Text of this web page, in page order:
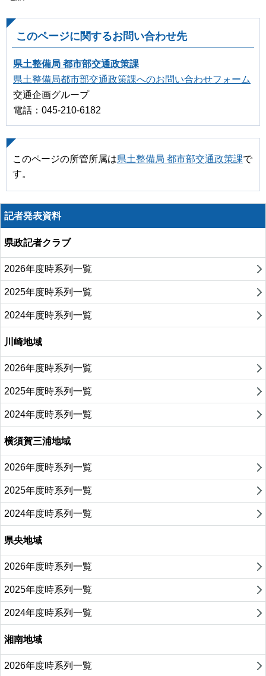
このページに関するお問い合わせ先
県土整備局 都市部交通政策課
県土整備局都市部交通政策課へのお問い合わせフォーム
交通企画グループ
電話：045-210-6182
このページの所管所属は県土整備局 都市部交通政策課で
す。
記者発表資料
県政記者クラブ
2026年度時系列一覧
2025年度時系列一覧
2024年度時系列一覧
川崎地域
2026年度時系列一覧
2025年度時系列一覧
2024年度時系列一覧
横須賀三浦地域
2026年度時系列一覧
2025年度時系列一覧
2024年度時系列一覧
県央地域
2026年度時系列一覧
2025年度時系列一覧
2024年度時系列一覧
湘南地域
2026年度時系列一覧